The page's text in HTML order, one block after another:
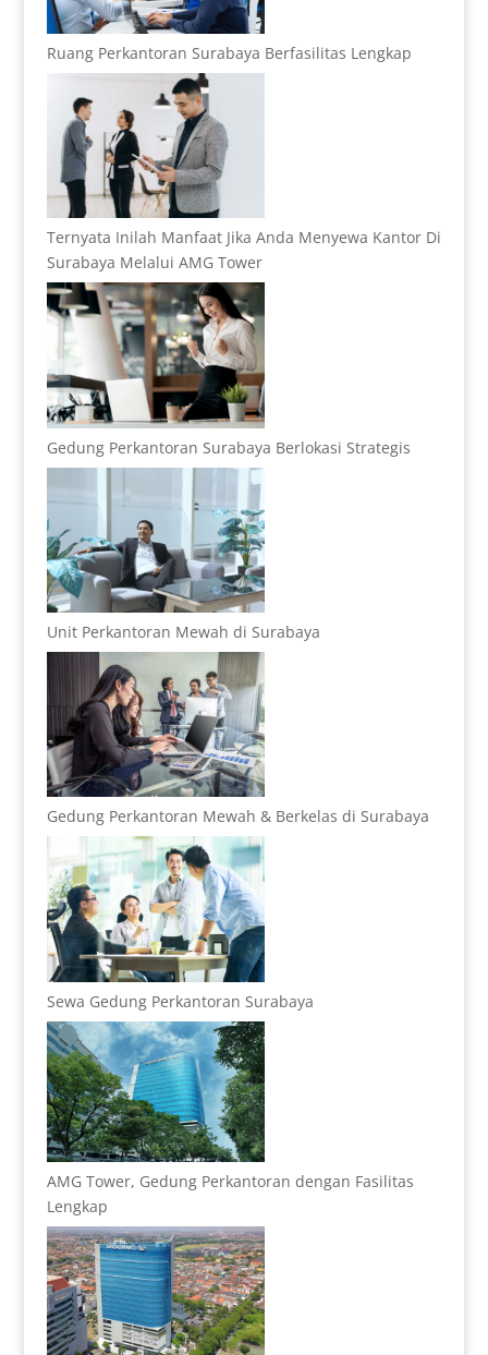
Ruang Perkantoran Surabaya Berfasilitas Lengkap
Ternyata Inilah Manfaat Jika Anda Menyewa Kantor Di
Surabaya Melalui AMG Tower
Gedung Perkantoran Surabaya Berlokasi Strategis
Unit Perkantoran Mewah di Surabaya
Gedung Perkantoran Mewah & Berkelas di Surabaya
Sewa Gedung Perkantoran Surabaya
AMG Tower, Gedung Perkantoran dengan Fasilitas
Lengkap